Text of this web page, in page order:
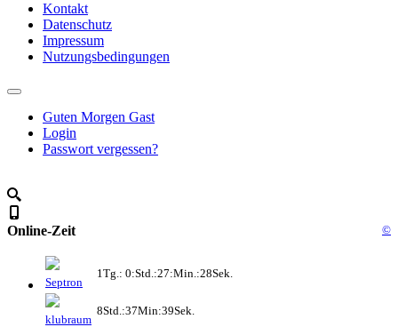
Kontakt
Datenschutz
Impressum
Nutzungsbedingungen
Guten Morgen Gast
Login
Passwort vergessen?
Online-Zeit ©
Septron
1Tg.: 0:Std.:27:Min.:28Sek.
klubraum
8Std.:37Min:39Sek.